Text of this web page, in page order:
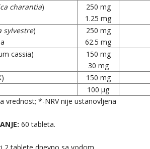
charantia)
250 mg
1.25 mg
sylvestre)
250 mg
62.5 mg
cassia)
150 mg
30 mg
150 mg
100 µg
vrednost; *-NRV nije ustanovljena
60 tableta.